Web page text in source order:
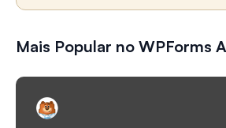
Mais Popular no WPForms